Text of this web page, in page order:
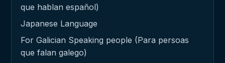
que hablan español)
Japanese Language
For Galician Speaking people (Para persoas
que falan galego)